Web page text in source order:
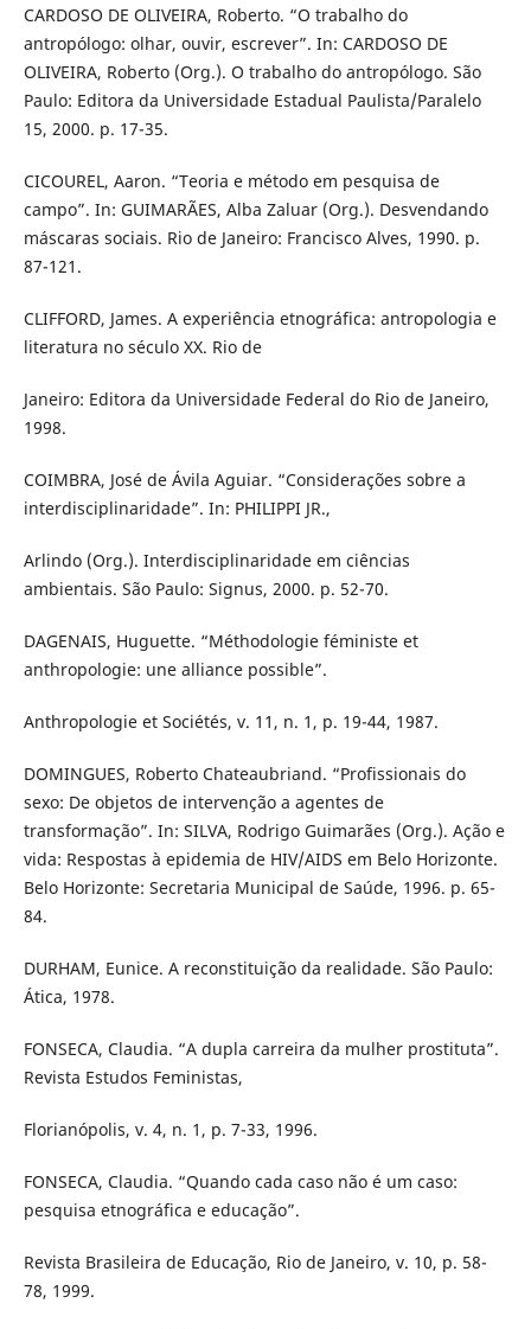
CARDOSO DE OLIVEIRA, Roberto. “O trabalho do
antropólogo: olhar, ouvir, escrever”. In: CARDOSO DE
OLIVEIRA, Roberto (Org.). O trabalho do antropólogo. São
Paulo: Editora da Universidade Estadual Paulista/Paralelo
15, 2000. p. 17-35.
CICOUREL, Aaron. “Teoria e método em pesquisa de
campo”. In: GUIMARÃES, Alba Zaluar (Org.). Desvendando
máscaras sociais. Rio de Janeiro: Francisco Alves, 1990. p.
87-121.
CLIFFORD, James. A experiência etnográfica: antropologia e
literatura no século XX. Rio de
Janeiro: Editora da Universidade Federal do Rio de Janeiro,
1998.
COIMBRA, José de Ávila Aguiar. “Considerações sobre a
interdisciplinaridade”. In: PHILIPPI JR.,
Arlindo (Org.). Interdisciplinaridade em ciências
ambientais. São Paulo: Signus, 2000. p. 52-70.
DAGENAIS, Huguette. “Méthodologie féministe et
anthropologie: une alliance possible”.
Anthropologie et Sociétés, v. 11, n. 1, p. 19-44, 1987.
DOMINGUES, Roberto Chateaubriand. “Profissionais do
sexo: De objetos de intervenção a agentes de
transformação”. In: SILVA, Rodrigo Guimarães (Org.). Ação e
vida: Respostas à epidemia de HIV/AIDS em Belo Horizonte.
Belo Horizonte: Secretaria Municipal de Saúde, 1996. p. 65-
84.
DURHAM, Eunice. A reconstituição da realidade. São Paulo:
Ática, 1978.
FONSECA, Claudia. “A dupla carreira da mulher prostituta”.
Revista Estudos Feministas,
Florianópolis, v. 4, n. 1, p. 7-33, 1996.
FONSECA, Claudia. “Quando cada caso não é um caso:
pesquisa etnográfica e educação”.
Revista Brasileira de Educação, Rio de Janeiro, v. 10, p. 58-
78, 1999.